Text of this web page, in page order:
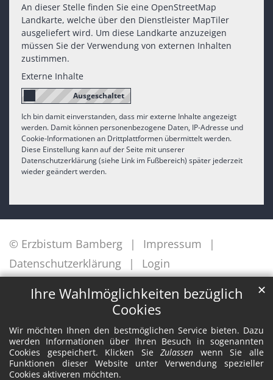
Ihre Wahlmöglichkeiten bezüglich
Cookies
Wir möchten Ihnen den bestmöglichen Service bieten. Dazu
werden Informationen über Ihren Besuch in sogenannten
Cookies gespeichert. Klicken SieZulassen wenn Sie alle
Funktionen dieser Website unter Verwendung spezieller
Cookies aktiveren möchten.
✕
An dieser Stelle finden Sie eine OpenStreetMap
Landkarte, welche über den Dienstleister MapTiler
ausgeliefert wird. Um diese Landkarte anzuzeigen
müssen Sie der Verwendung von externen Inhalten
zustimmen.
Externe Inhalte
Ich bin damit einverstanden, dass mir externe Inhalte angezeigt
werden. Damit können personenbezogene Daten, IP-Adresse und
Cookie-Informationen an Drittplattformen übermittelt werden.
Diese Einstellung kann auf der Seite mit unserer
Datenschutzerklärung (siehe Link im Fußbereich) später jederzeit
wieder geändert werden.
© Erzbistum Bamberg
Impressum
Datenschutzerklärung
Login